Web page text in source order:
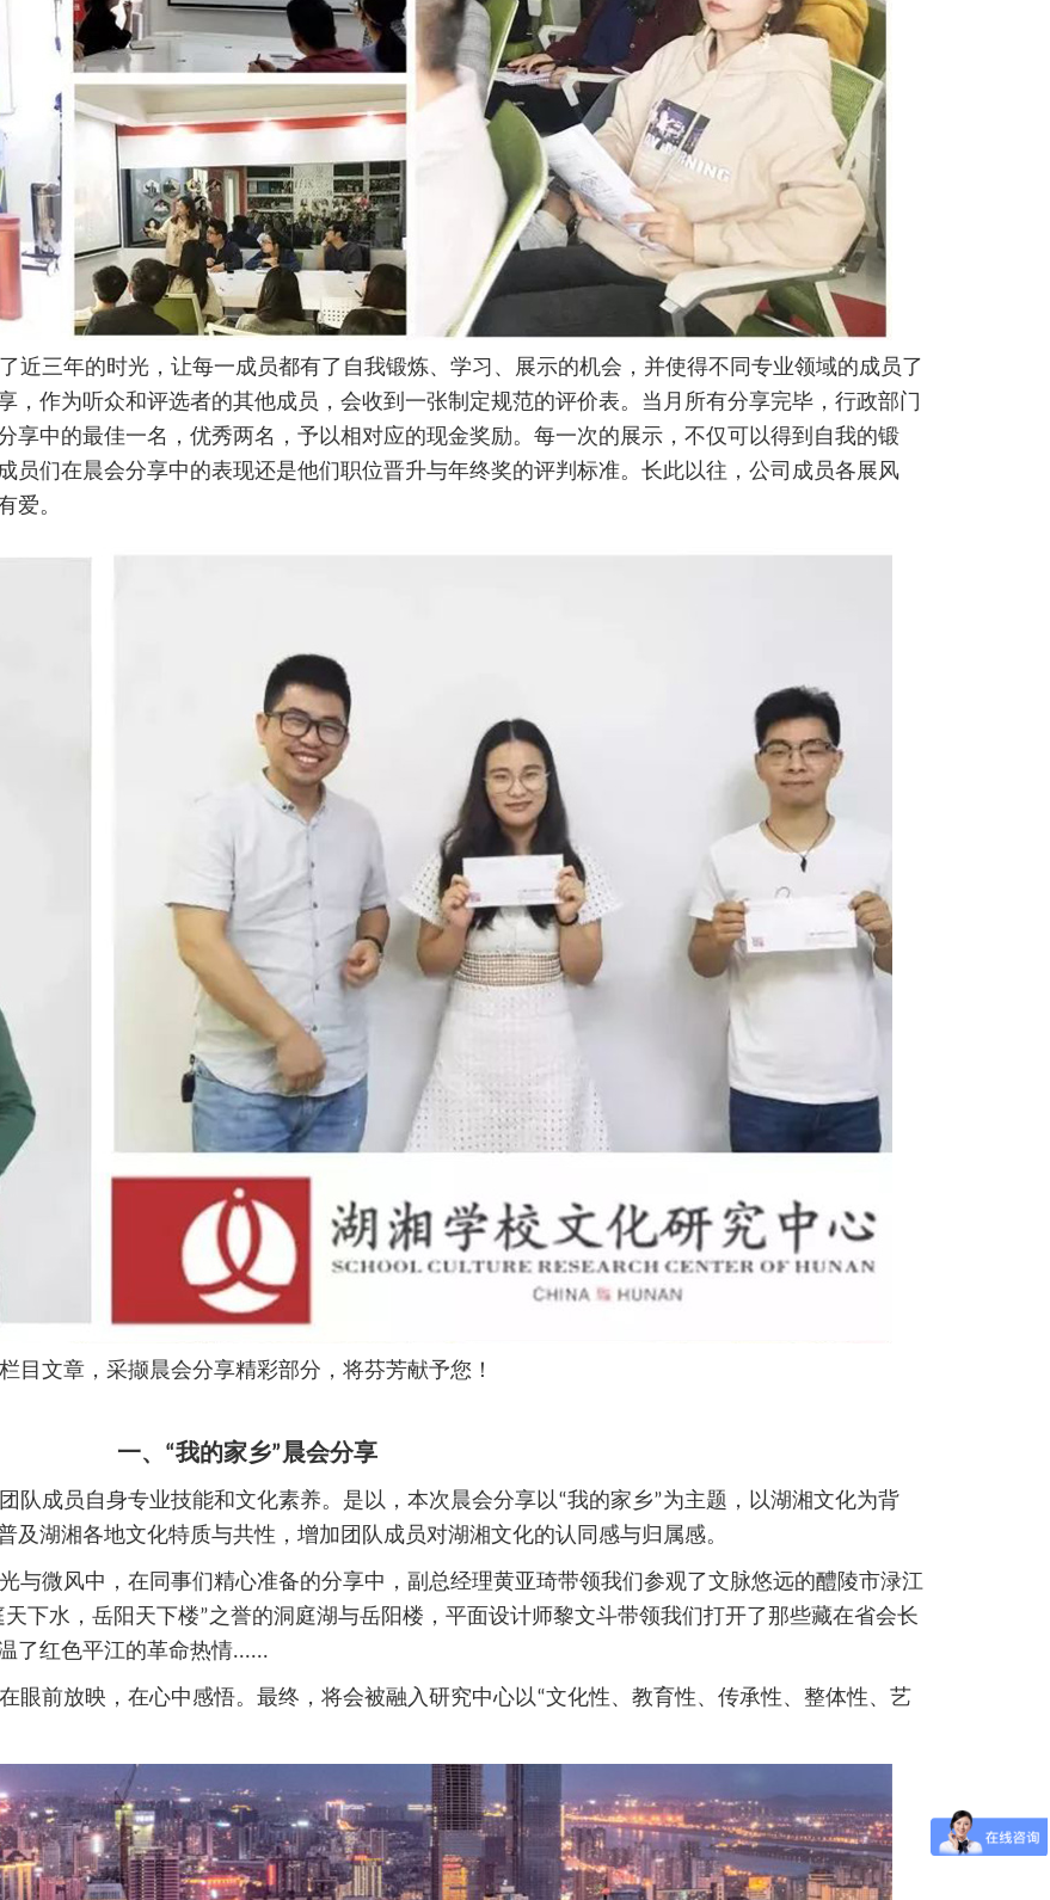
三年的时光，让每一成员都有了自我锻炼、学习、展示的机会，并使得不同专业领域的成员了
，作为听众和评选者的其他成员，会收到一张制定规范的评价表。当月所有分享完毕，行政部门
享中的最佳一名，优秀两名，予以相对应的现金奖励。每一次的展示，不仅可以得到自我的锻
员们在晨会分享中的表现还是他们职位晋升与年终奖的评判标准。长此以往，公司成员各展风
爱。
文章，采撷晨会分享精彩部分，将芬芳献予您！
一、“我的家乡”晨会分享
成员自身专业技能和文化素养。是以，本次晨会分享以“我的家乡”为主题，以湖湘文化为背
湖湘各地文化特质与共性，增加团队成员对湖湘文化的认同感与归属感。
微风中，在同事们精心准备的分享中，副总经理黄亚琦带领我们参观了文脉悠远的醴陵市渌江
下水，岳阳天下楼”之誉的洞庭湖与岳阳楼，平面设计师黎文斗带领我们打开了那些藏在省会长
了红色平江的革命热情......
前放映，在心中感悟。最终，将会被融入研究中心以“文化性、教育性、传承性、整体性、艺